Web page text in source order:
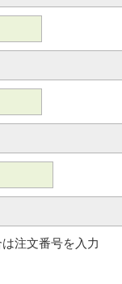
注文番号を入力